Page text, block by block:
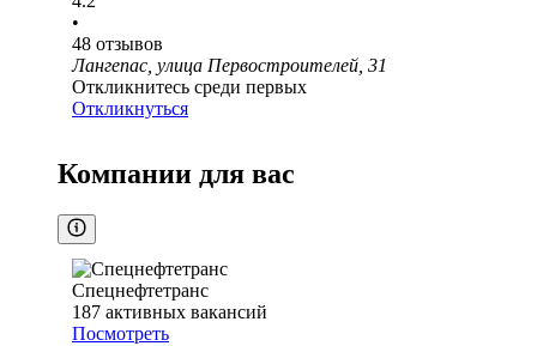
•
48 отзывов
Лангепас, улица Первостроителей, 31
Откликнитесь среди первых
Откликнуться
Компании для вас
Спецнефтетранс
187 активных вакансий
Посмотреть